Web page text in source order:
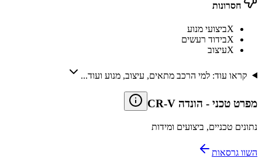
חסרונות
Xביצועי מנוע
Xבידוד רעשים
Xעיצוב
קראו עוד: למי הרכב מתאים, עיצוב, מנוע ועוד...
מפרט טכני - הונדה CR-V
נתונים טכניים, ביצועים ומידות
השוו גרסאות